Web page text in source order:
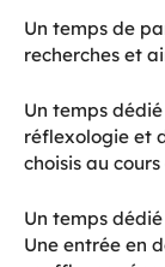
Un temps de
recherches et
Un temps
réflexologie et
choisis au cours
Un temps
Une entrée en